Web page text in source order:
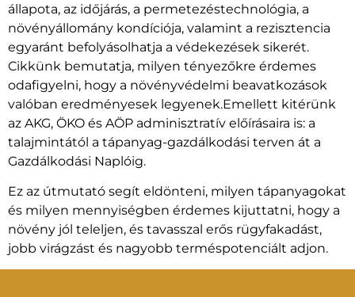
állapota, az időjárás, a permetezéstechnológia, a
növényállomány kondíciója, valamint a rezisztencia
egyaránt befolyásolhatja a védekezések sikerét.
Cikkünk bemutatja, milyen tényezőkre érdemes
odafigyelni, hogy a növényvédelmi beavatkozások
valóban eredményesek legyenek.Emellett kitérünk
az AKG, ÖKO és AÖP adminisztratív előírásaira is: a
talajmintától a tápanyag-gazdálkodási terven át a
Gazdálkodási Naplóig.
Ez az útmutató segít eldönteni, milyen tápanyagokat
és milyen mennyiségben érdemes kijuttatni, hogy a
növény jól teleljen, és tavasszal erős rügyfakadást,
jobb virágzást és nagyobb terméspotenciált adjon.